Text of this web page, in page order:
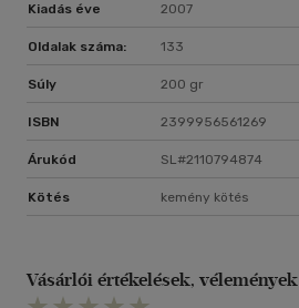
Kiadás éve 2007
Oldalak száma: 133
Súly 200 gr
ISBN 2399956561269
Árukód SL#2110794874
Kötés kemény kötés
Vásárlói értékelések, vélemények